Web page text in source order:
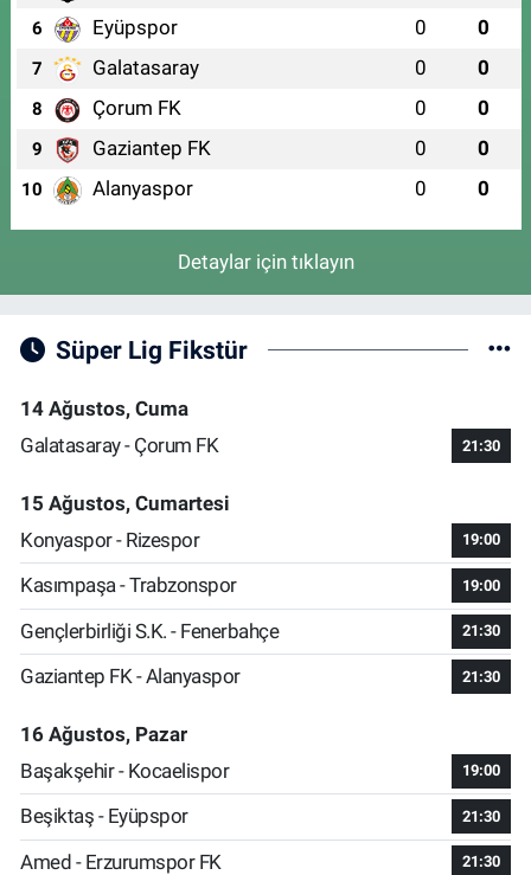
6 Eyüpspor 0 0
7 Galatasaray 0 0
8 Çorum FK 0 0
9 Gaziantep FK 0 0
10 Alanyaspor 0 0
Detaylar için tıklayın
Süper Lig Fikstür
14 Ağustos, Cuma
Galatasaray - Çorum FK
21:30
15 Ağustos, Cumartesi
Konyaspor - Rizespor
19:00
Kasımpaşa - Trabzonspor 19:00
Gençlerbirliği S.K. - Fenerbahçe 21:30
Gaziantep FK - Alanyaspor 21:30
16 Ağustos, Pazar
Başakşehir - Kocaelispor
19:00
Beşiktaş - Eyüpspor 21:30
Amed - Erzurumspor FK 21:30